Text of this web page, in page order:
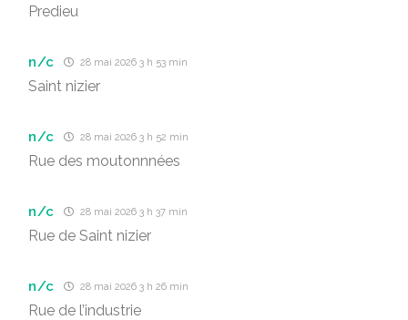
Predieu
n/c 28 mai 2026 3 h 53 min
Saint nizier
n/c 28 mai 2026 3 h 52 min
Rue des moutonnnées
n/c 28 mai 2026 3 h 37 min
Rue de Saint nizier
n/c 28 mai 2026 3 h 26 min
Rue de l’industrie